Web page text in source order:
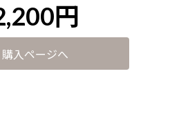
円
購入ページへ